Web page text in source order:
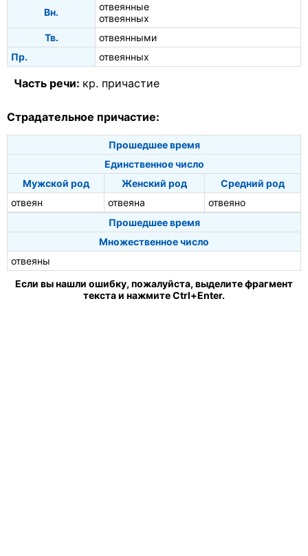
Вн.
отвеянные
отвеянных
Тв.
отвеянными
Пр.
отвеянных
Часть речи: кр. причастие
Страдательное причастие:
Прошедшее время
Единственное число
Мужской род
Женский род
Средний род
отвеян
отвеяна
отвеяно
Прошедшее время
Множественное число
отвеяны
Если вы нашли ошибку, пожалуйста, выделите фрагмент
текста и нажмите Ctrl+Enter.